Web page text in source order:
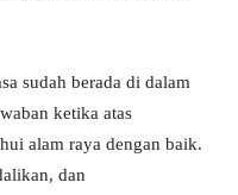
sudah berada di dalam
ketika atas
alam raya dengan baik.
dan